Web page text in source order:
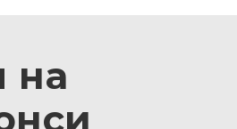
на